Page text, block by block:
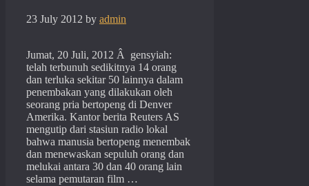
23 July 2012 by admin
Jumat, 20 Juli, 2012 Â gensyiah:
telah terbunuh sedikitnya 14 orang
dan terluka sekitar 50 lainnya dalam
penembakan yang dilakukan oleh
seorang pria bertopeng di Denver
Amerika. Kantor berita Reuters AS
mengutip dari stasiun radio lokal
bahwa manusia bertopeng menembak
dan menewaskan sepuluh orang dan
melukai antara 30 dan 40 orang lain
selama pemutaran film …